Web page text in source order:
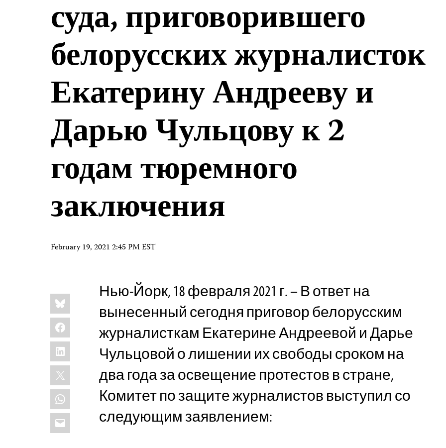
суда, приговорившего
белорусских журналисток
Екатерину Андрееву и
Дарью Чульцову к 2
годам тюремного
заключения
February 19, 2021 2:45 PM EST
Share
this:
Bluesky
Facebook
LinkedIn
X
WhatsApp
Email
Нью-Йорк, 18 февраля 2021 г. – В ответ на
вынесенный сегодня приговор белорусским
журналисткам Екатерине Андреевой и Дарье
Чульцовой о лишении их свободы сроком на
два года за освещение протестов в стране,
Комитет по защите журналистов выступил со
следующим заявлением: